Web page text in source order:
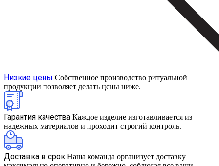
Низкие цены Собственное производство ритуальной
продукции позволяет делать цены ниже.
Гарантия качества Каждое изделие изготавливается из
надежных материалов и проходит строгий контроль.
Доставка в срок Наша команда организует доставку